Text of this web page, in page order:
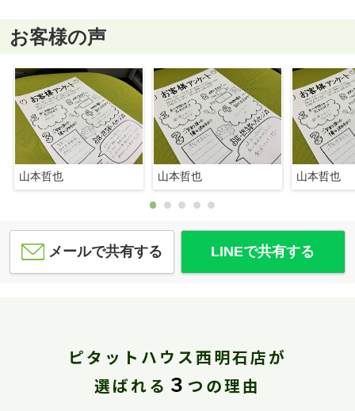
お客様の声
山本哲也 山本哲也 山本哲也
メールで共有する LINEで共有する
ピタットハウス西明石店が
選ばれる ３ つの理由